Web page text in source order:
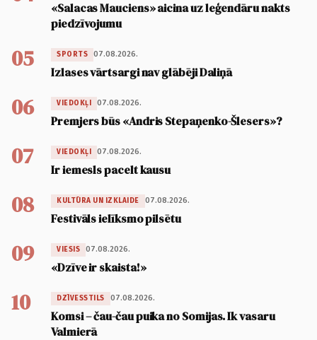
«Salacas Mauciens» aicina uz leģendāru nakts
piedzīvojumu
05 SPORTS 07.08.2026.
Izlases vārtsargi nav glābēji Daliņā
06 VIEDOKĻI 07.08.2026.
Premjers būs «Andris Stepaņenko-Šlesers»?
07 VIEDOKĻI 07.08.2026.
Ir iemesls pacelt kausu
08 KULTŪRA UN IZKLAIDE 07.08.2026.
Festivāls ielīksmo pilsētu
09 VIESIS 07.08.2026.
«Dzīve ir skaista!»
10 DZĪVESSTILS 07.08.2026.
Komsi – čau-čau puika no Somijas. Ik vasaru
Valmierā